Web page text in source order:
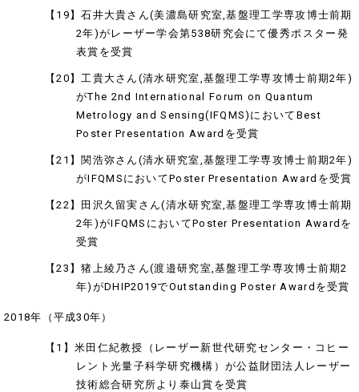
【19】石井大貴さん(美濃島研究室,基盤理工学専攻博士前期
2年)がレーザー学会第538研究会にて優秀ポスター発
表賞を受賞
【20】工貴大さん(清水研究室,基盤理工学専攻博士前期2年)
がThe 2nd International Forum on Quantum
Metrology and Sensing(IFQMS)においてBest
Poster Presentation Awardを受賞
【21】関浩弥さん(清水研究室,基盤理工学専攻博士前期2年)
がIFQMSにおいてPoster Presentation Awardを受賞
【22】田沢久留実さん(清水研究室,基盤理工学専攻博士前期
2年)がIFQMSにおいてPoster Presentation Awardを
受賞
【23】猪上綾乃さん(渡邉研究室,基盤理工学専攻博士前期2
年)がDHIP2019でOutstanding Poster Awardを受賞
2018年（平成30年）
【1】米田仁紀教授（レーザー新世代研究センター・コヒー
レント光量子科学研究機構）が公益財団法人レーザー
技術総合研究所より泰山賞を受賞